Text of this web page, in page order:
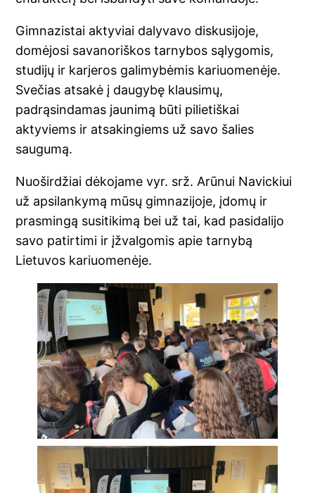
Gimnazistai aktyviai dalyvavo diskusijoje,
domėjosi savanoriškos tarnybos sąlygomis,
studijų ir karjeros galimybėmis kariuomenėje.
Svečias atsakė į daugybę klausimų,
padrąsindamas jaunimą būti pilietiškai
aktyviems ir atsakingiems už savo šalies
saugumą.
Nuoširdžiai dėkojame vyr. srž. Arūnui Navickiui
už apsilankymą mūsų gimnazijoje, įdomų ir
prasmingą susitikimą bei už tai, kad pasidalijo
savo patirtimi ir įžvalgomis apie tarnybą
Lietuvos kariuomenėje.